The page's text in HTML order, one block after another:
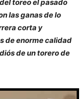
toreo el pasado
las ganas de lo
corta y
de enorme calidad
de un torero de